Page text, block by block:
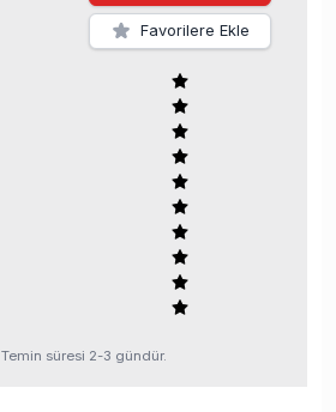
Favorilere Ekle
Temin süresi 2-3 gündür.